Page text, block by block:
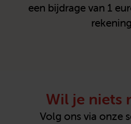
een bijdrage van 1
Wil je niets
Volg ons via onze